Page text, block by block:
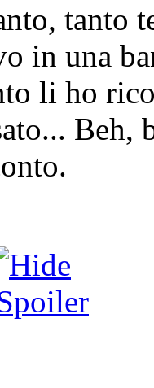
tanto
in una
li ho
Beh,